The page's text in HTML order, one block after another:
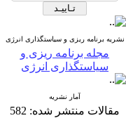
نشریه برنامه ریزی و سیاستگذاری انرژی
مجله برنامه ریزی و
سیاستگذاری انرژی
آمار نشریه
مقالات منتشر شده: 582